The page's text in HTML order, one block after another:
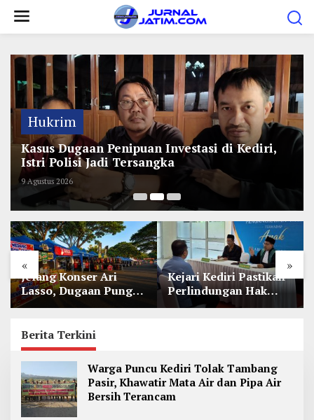
Hukrim
Kasus Dugaan Penipuan Investasi di Kediri,
Istri Polisi Jadi Tersangka
9 Agustus 2026
« »
Jelang Konser Ari
Lasso, Dugaan Pungli
Lapak UMKM di Hari
Kejari Kediri Pastikan
Perlindungan Hak
Anak Lewat Penetapan
Berita Terkini
e
r
i
t
Warga Puncu Kediri Tolak Tambang
Pasir, Khawatir Mata Air dan Pipa Air
Bersih Terancam